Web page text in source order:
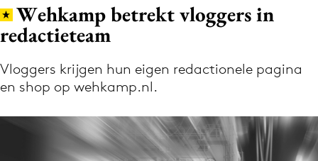
Volg het laatste nieuws via de Adformatie
Nieuws app
Wehkamp betrekt vloggers in
redactieteam
Vloggers krijgen hun eigen redactionele pagina
en shop op wehkamp.nl.